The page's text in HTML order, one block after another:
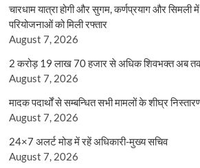
चारधाम यात्रा होगी और सुगम, कर्णप्रयाग और सिमली
परियोजनाओं को मिली रफ्तार
August 7, 2026
2 करोड़ 19 लाख 70 हजार से अधिक शिवभक्त अब
August 7, 2026
मादक पदार्थों से सम्बन्धित सभी मामलों के शीघ्र
August 7, 2026
24×7 अलर्ट मोड में रहें अधिकारी-मुख्य सचिव
August 7, 2026